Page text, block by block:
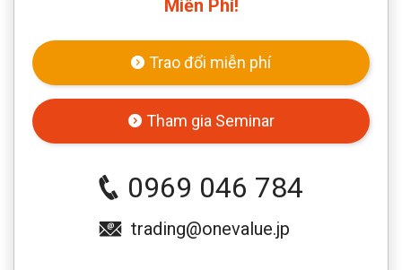
Miễn Phí!
Trao đổi miễn phí
Tham gia Seminar
0969 046 784
trading@onevalue.jp